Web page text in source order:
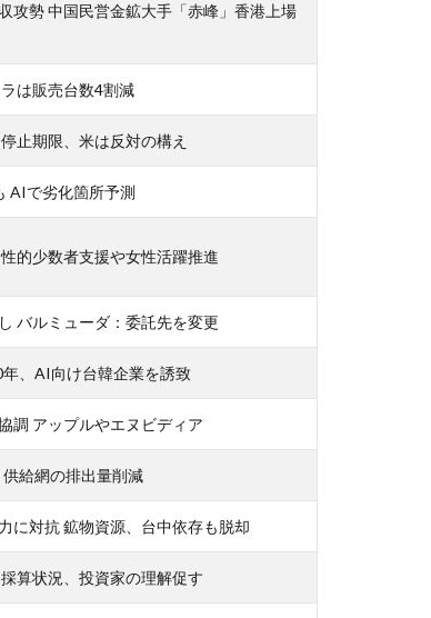
攻勢 中国民営金鉱大手「赤峰」香港上場
は販売台数4割減
止期限、米は反対の構え
AIで劣化箇所予測
的少数者支援や女性活躍推進
バルミューダ：委託先を変更
、AI向け台韓企業を誘致
調 アップルやエヌビディア
給網の排出量削減
に対抗 鉱物資源、台中依存も脱却
算状況、投資家の理解促す